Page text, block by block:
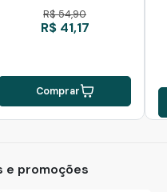
R$ 54,90
R$ 41,17
Comprar
e promoções